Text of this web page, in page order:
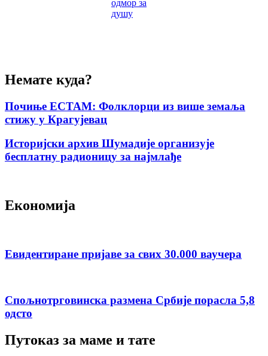
одмор за
душу
Немате куда?
Почиње ЕСТАМ: Фолклорци из више земаља
стижу у Крагујевац
Историјски архив Шумадије организује
бесплатну радионицу за најмлађе
Економија
Евидентиране пријаве за свих 30.000 ваучера
Спољнотрговинска размена Србије порасла 5,8
одсто
Путоказ за маме и тате